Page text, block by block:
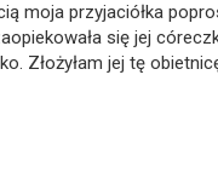
moja przyjaciółka
się jej
Złożyłam jej tę